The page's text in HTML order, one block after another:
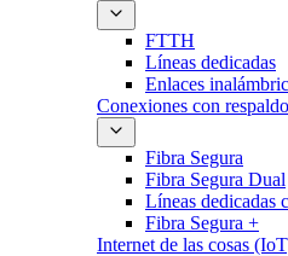
FTTH
Líneas dedicadas
Enlaces
Conexiones con respaldo
Fibra Segura
Fibra Segura Dual
Líneas dedicadas
Fibra Segura +
Internet de las cosas